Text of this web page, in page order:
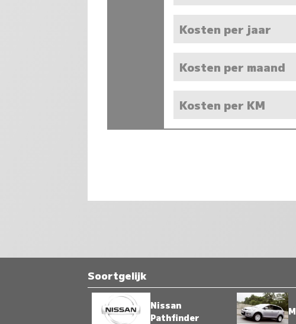
Kosten per jaar
Kosten per maand
Kosten per KM
Soortgelijk
Nissan
Pathfinder